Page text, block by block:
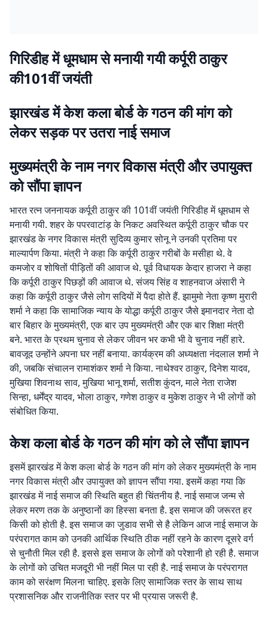
गिरिडीह में धूमधाम से मनायी गयी कर्पूरी ठाकुर
की101वीं जयंती
झारखंड में केश कला बोर्ड के गठन की मांग को
लेकर सड़क पर उतरा नाई समाज
मुख्यमंत्री के नाम नगर विकास मंत्री और उपायुक्त
को सौंपा ज्ञापन
भारत रत्न जननायक कर्पूरी ठाकुर की 101वीं जयंती गिरिडीह में धूमधाम से
मनायी गयी. शहर के पपरवाटांड़ के निकट अवस्थित कर्पूरी ठाकुर चौक पर
झारखंड के नगर विकास मंत्री सुदिव्य कुमार सोनू ने उनकी प्रतिमा पर
माल्यार्पण किया. मंत्री ने कहा कि कर्पूरी ठाकुर गरीबों के मसीहा थे. वे
कमजोर व शोषितों पीड़ितों की आवाज थे. पूर्व विधायक केदार हाजरा ने कहा
कि कर्पूरी ठाकुर पिछड़ों की आवाज थे. संजय सिंह व शाहनवाज अंसारी ने
कहा कि कर्पूरी ठाकुर जैसे लोग सदियों में पैदा होते हैं. झामुमो नेता कृष्ण मुरारी
शर्मा ने कहा कि सामाजिक न्याय के योद्धा कर्पूरी ठाकुर जैसे इमानदार नेता दो
बार बिहार के मुख्यमंत्री, एक बार उप मुख्यमंत्री और एक बार शिक्षा मंत्री
बने. भारत के प्रथम चुनाव से लेकर जीवन भर कभी भी वे चुनाव नहीं हारे.
बावजूद उन्होंने अपना घर नहीं बनाया. कार्यक्रम की अध्यक्षता नंदलाल शर्मा ने
की, जबकि संचालन रामाशंकर शर्मा ने किया. नाथेश्वर ठाकुर, दिनेश यादव,
मुखिया शिवनाथ साव, मुखिया भानू शर्मा, सतीश कुंदन, माले नेता राजेश
सिन्हा, धर्मेंद्र यादव, भोला ठाकुर, गणेश ठाकुर व मुकेश ठाकुर ने भी लोगों को
संबोधित किया.
केश कला बोर्ड के गठन की मांग को ले सौंपा ज्ञापन
इसमें झारखंड में केश कला बोर्ड के गठन की मांग को लेकर मुख्यमंत्री के नाम
नगर विकास मंत्री और उपायुक्त को ज्ञापन सौंपा गया. इसमें कहा गया कि
झारखंड में नाई समाज की स्थिति बहुत ही चिंतनीय है. नाई समाज जन्म से
लेकर मरण तक के अनुष्ठानों का हिस्सा बनता है. इस समाज की जरूरत हर
किसी को होती है. इस समाज का जुडाव सभी से है लेकिन आज नाई समाज के
परंपरागत काम को उनकी आर्थिक स्थिति ठीक नहीं रहने के कारण दूसरे वर्ग
से चुनौती मिल रही है. इससे इस समाज के लोगों को परेशानी हो रही है. समाज
के लोगों को उचित मजदूरी भी नहीं मिल पा रही है. नाई समाज के परंपरागत
काम को सरंक्षण मिलना चाहिए. इसके लिए सामाजिक स्तर के साथ साथ
प्रशासनिक और राजनीतिक स्तर पर भी प्रयास जरूरी है.